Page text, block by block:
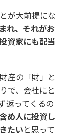
が大前提にな
れ、それがお
資家にも配当
産の「財」と
で、会社にと
返ってくるの
め人に投資し
たいと思って